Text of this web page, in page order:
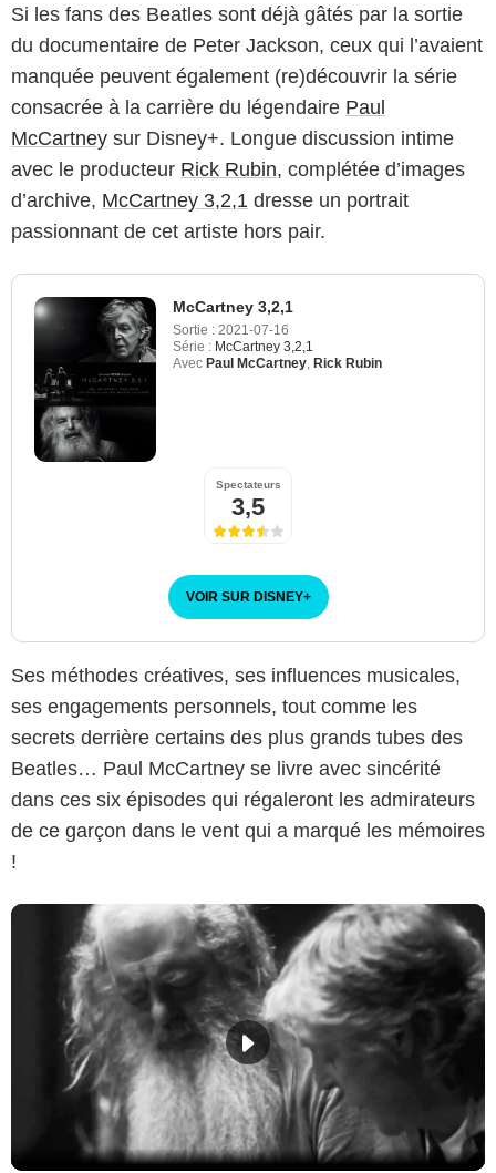
Si les fans des Beatles sont déjà gâtés par la sortie
du documentaire de Peter Jackson, ceux qui l’avaient
manquée peuvent également (re)découvrir la série
consacrée à la carrière du légendaire Paul
McCartney sur Disney+. Longue discussion intime
avec le producteur Rick Rubin, complétée d’images
d’archive, McCartney 3,2,1 dresse un portrait
passionnant de cet artiste hors pair.
McCartney 3,2,1
Sortie : 2021-07-16
Série : McCartney 3,2,1
Avec Paul McCartney, Rick Rubin
Spectateurs
3,5
VOIR SUR DISNEY+
Ses méthodes créatives, ses influences musicales,
ses engagements personnels, tout comme les
secrets derrière certains des plus grands tubes des
Beatles… Paul McCartney se livre avec sincérité
dans ces six épisodes qui régaleront les admirateurs
de ce garçon dans le vent qui a marqué les mémoires
!